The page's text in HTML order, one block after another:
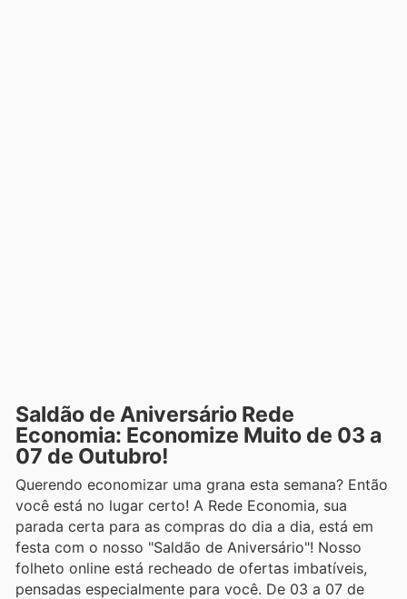
Saldão de Aniversário Rede
Economia: Economize Muito de 03 a
07 de Outubro!
Querendo economizar uma grana esta semana? Então
você está no lugar certo! A Rede Economia, sua
parada certa para as compras do dia a dia, está em
festa com o nosso "Saldão de Aniversário"! Nosso
folheto online está recheado de ofertas imbatíveis,
pensadas especialmente para você. De 03 a 07 de